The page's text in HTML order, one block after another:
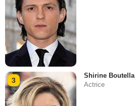
3
Shirine Boutella
Actrice